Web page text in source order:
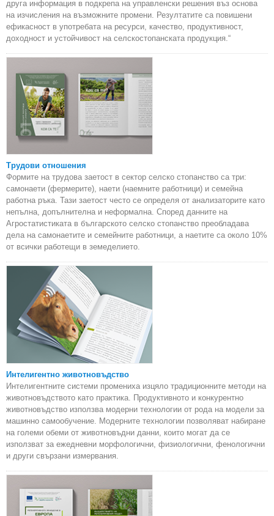
друга информация в подкрепа на управленски решения въз основа
на изчисления на възможните промени. Резултатите са повишени
ефикасност в употребата на ресурси, качество, продуктивност,
доходност и устойчивост на селскостопанската продукция.“
Трудови отношения
Формите на трудова заетост в сектор селско стопанство са три:
самонаети (фермерите), наети (наемните работници) и семейна
работна ръка. Тази заетост често се определя от анализаторите като
непълна, допълнителна и неформална. Според данните на
Агростатистиката в българското селско стопанство преобладава
дела на самонаетите и семейните работници, а наетите са около 10%
от всички работещи в земеделието.
Интелигентно животновъдство
Интелигентните системи промениха изцяло традиционните методи на
животновъдството като практика. Продуктивното и конкурентно
животновъдство използва модерни технологии от рода на модели за
машинно самообучение. Модерните технологии позволяват набиране
на големи обеми от животновъдни данни, които могат да се
използват за ежедневни морфологични, физиологични, фенологични
и други свързани измервания.